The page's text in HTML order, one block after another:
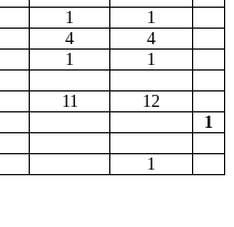
1
1
4
4
1
1
11
12
1
1